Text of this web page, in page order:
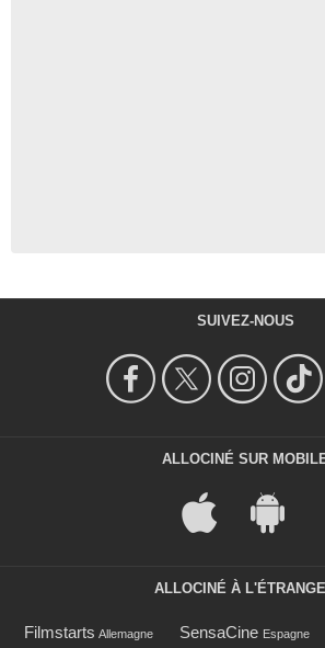
SUIVEZ-NOUS
ALLOCINÉ SUR
ALLOCINÉ À
Filmstarts Allemagne SensaCine Espagne